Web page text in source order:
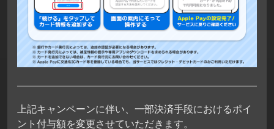
上記キャンペーンに伴い、一部決済手段におけるポイ
ント付与額を変更させていただきます。